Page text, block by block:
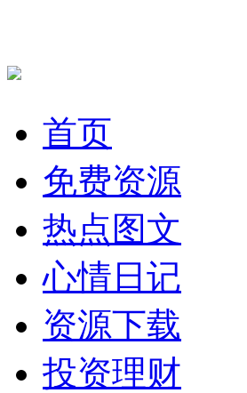
首页
免费资源
热点图文
心情日记
资源下载
投资理财